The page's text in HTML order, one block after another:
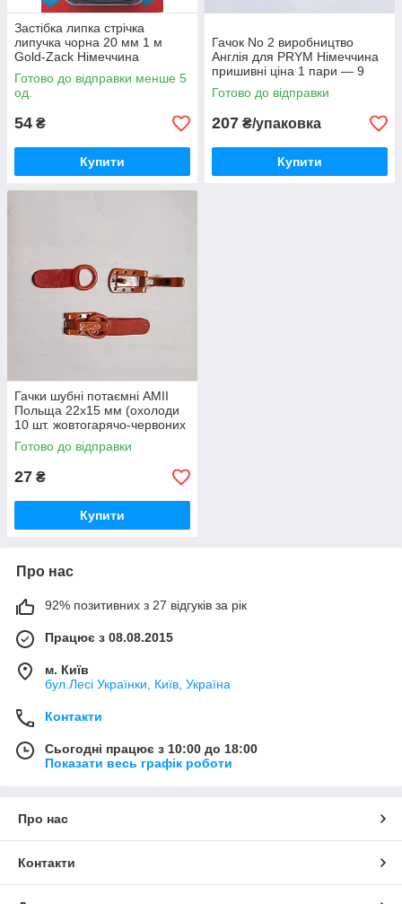
Застібка липка стрічка
липучка чорна 20 мм 1 м
Gold-Zack Німеччина
Готово до відправки менше 5
од.
54 ₴
Купити
Гачок No 2 виробництво
Англія для PRYM Німеччина
пришивні ціна 1 пари — 9
грн.
Готово до відправки
207 ₴/упаковка
Купити
Гачки шубні потаємні AMII
Польща 22х15 мм (охолоди
10 шт. жовтогарячо-червоних
і коричнево-рудий 1 шт.)
Готово до відправки
27 ₴
Купити
Про нас
92% позитивних з 27 відгуків за рік
Працює з 08.08.2015
м. Київ
бул.Лесі Українки, Київ, Україна
Контакти
Сьогодні працює з 10:00 до 18:00
Показати весь графік роботи
Про нас
Контакти